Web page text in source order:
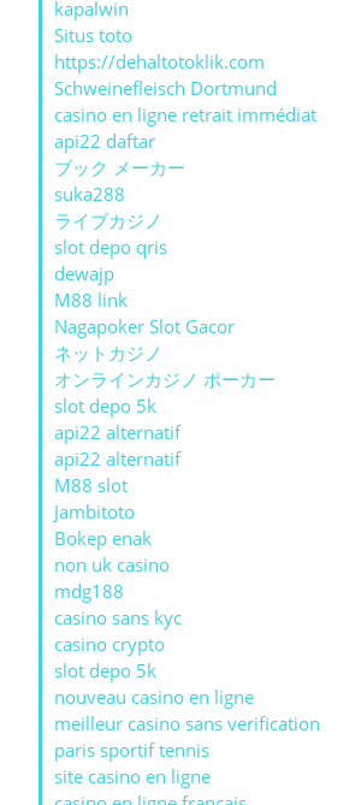
kapalwin
Situs toto
https://dehaltotoklik.com
Schweinefleisch Dortmund
casino en ligne retrait immédiat
api22 daftar
ブック メーカー
suka288
ライブカジノ
slot depo qris
dewajp
M88 link
Nagapoker Slot Gacor
ネットカジノ
オンラインカジノ ポーカー
slot depo 5k
api22 alternatif
api22 alternatif
M88 slot
Jambitoto
Bokep enak
non uk casino
mdg188
casino sans kyc
casino crypto
slot depo 5k
nouveau casino en ligne
meilleur casino sans verification
paris sportif tennis
site casino en ligne